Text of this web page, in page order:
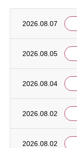
2026.08.07
2026.08.05
2026.08.04
2026.08.02
2026.08.02